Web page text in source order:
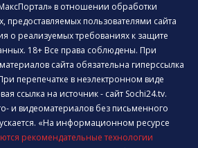
в отношении обработки
предоставляемых пользователями сайта
о реализуемых требованиях к защите
18+ Все права соблюдены. При
сайта обязательна гиперссылка
перепечатке в неэлектронном виде
ссылка на источник - сайт Sochi24.tv.
и видеоматериалов без письменного
«На информационном ресурсе
рекомендательные технологии